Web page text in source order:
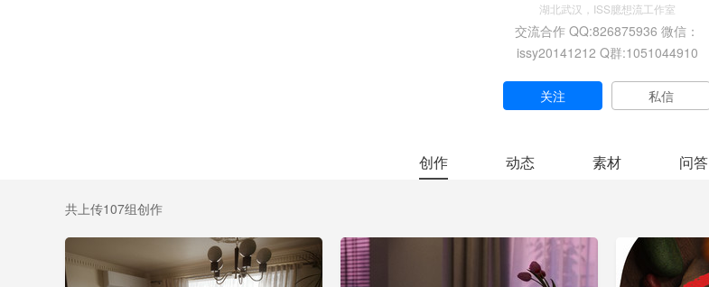
湖北武汉，ISS臆想流工作室
交流合作 QQ:826875936 微信：
issy20141212 Q群:1051044910
关注 私信
创作 动态 素材 问答
共上传107组创作